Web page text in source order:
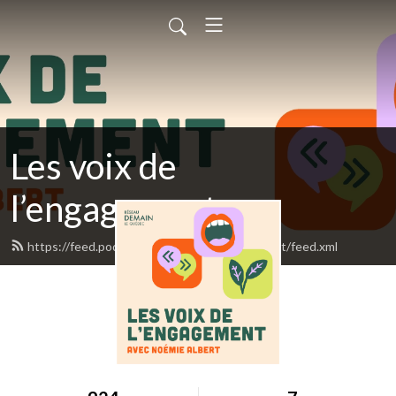
Les voix de
l’engagement
https://feed.podbean.com/voixdelengagement/feed.xml